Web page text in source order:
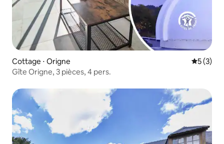
Cottage ⋅ Origne
5 (3)
Gîte Origne, 3 pièces, 4 pers.